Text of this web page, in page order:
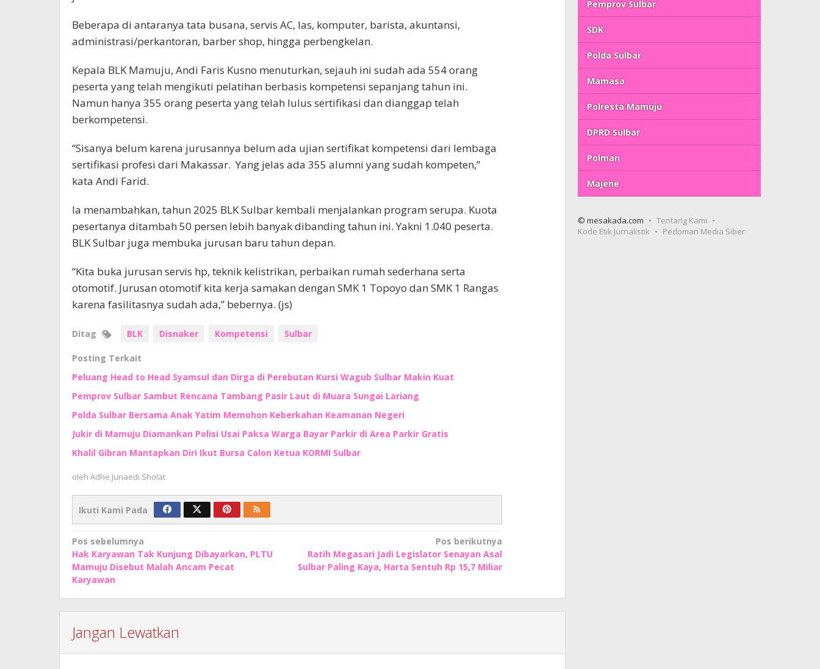
Beberapa di antaranya tata busana, servis AC, las, komputer, barista, akuntansi,
administrasi/perkantoran, barber shop, hingga perbengkelan.
Kepala BLK Mamuju, Andi Faris Kusno menuturkan, sejauh ini sudah ada 554 orang
peserta yang telah mengikuti pelatihan berbasis kompetensi sepanjang tahun ini.
Namun hanya 355 orang peserta yang telah lulus sertifikasi dan dianggap telah
berkompetensi.
“Sisanya belum karena jurusannya belum ada ujian sertifikat kompetensi dari lembaga
sertifikasi profesi dari Makassar. Yang jelas ada 355 alumni yang sudah kompeten,”
kata Andi Farid.
Ia menambahkan, tahun 2025 BLK Sulbar kembali menjalankan program serupa. Kuota
pesertanya ditambah 50 persen lebih banyak dibanding tahun ini. Yakni 1.040 peserta.
BLK Sulbar juga membuka jurusan baru tahun depan.
“Kita buka jurusan servis hp, teknik kelistrikan, perbaikan rumah sederhana serta
otomotif. Jurusan otomotif kita kerja samakan dengan SMK 1 Topoyo dan SMK 1 Rangas
karena fasilitasnya sudah ada,” bebernya. (js)
Ditag BLK Disnaker Kompetensi Sulbar
Posting Terkait
Peluang Head to Head Syamsul dan Dirga di Perebutan Kursi Wagub Sulbar Makin Kuat
Pemprov Sulbar Sambut Rencana Tambang Pasir Laut di Muara Sungai Lariang
Polda Sulbar Bersama Anak Yatim Memohon Keberkahan Keamanan Negeri
Jukir di Mamuju Diamankan Polisi Usai Paksa Warga Bayar Parkir di Area Parkir Gratis
Khalil Gibran Mantapkan Diri Ikut Bursa Calon Ketua KORMI Sulbar
oleh Adhe Junaedi Sholat
Ikuti Kami Pada
Navigasi
pos
Pos sebelumnya
Hak Karyawan Tak Kunjung Dibayarkan, PLTU
Mamuju Disebut Malah Ancam Pecat
Karyawan
Pos berikutnya
Ratih Megasari Jadi Legislator Senayan Asal
Sulbar Paling Kaya, Harta Sentuh Rp 15,7 Miliar
Jangan Lewatkan
Pemprov Sulbar
SDK
Polda Sulbar
Mamasa
Polresta Mamuju
DPRD Sulbar
Polman
Majene
© mesakada.com
Tentang Kami
Kode Etik Jurnalistik
Pedoman Media Siber